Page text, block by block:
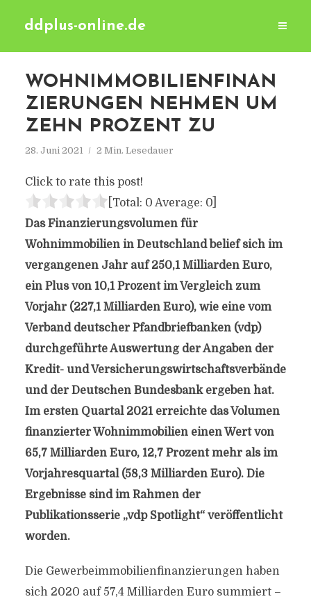
ddplus-online.de
WOHNIMMOBILIENFINAN
ZIERUNGEN NEHMEN UM
ZEHN PROZENT ZU
28. Juni 2021 2 Min. Lesedauer
Click to rate this post!
[Total: 0 Average: 0]
Das Finanzierungsvolumen für
Wohnimmobilien in Deutschland belief sich im
vergangenen Jahr auf 250,1 Milliarden Euro,
ein Plus von 10,1 Prozent im Vergleich zum
Vorjahr (227,1 Milliarden Euro), wie eine vom
Verband deutscher Pfandbriefbanken (vdp)
durchgeführte Auswertung der Angaben der
Kredit- und Versicherungswirtschaftsverbände
und der Deutschen Bundesbank ergeben hat.
Im ersten Quartal 2021 erreichte das Volumen
finanzierter Wohnimmobilien einen Wert von
65,7 Milliarden Euro, 12,7 Prozent mehr als im
Vorjahresquartal (58,3 Milliarden Euro). Die
Ergebnisse sind im Rahmen der
Publikationsserie „vdp Spotlight“ veröffentlicht
worden.
Die Gewerbeimmobilienfinanzierungen haben
sich 2020 auf 57,4 Milliarden Euro summiert –